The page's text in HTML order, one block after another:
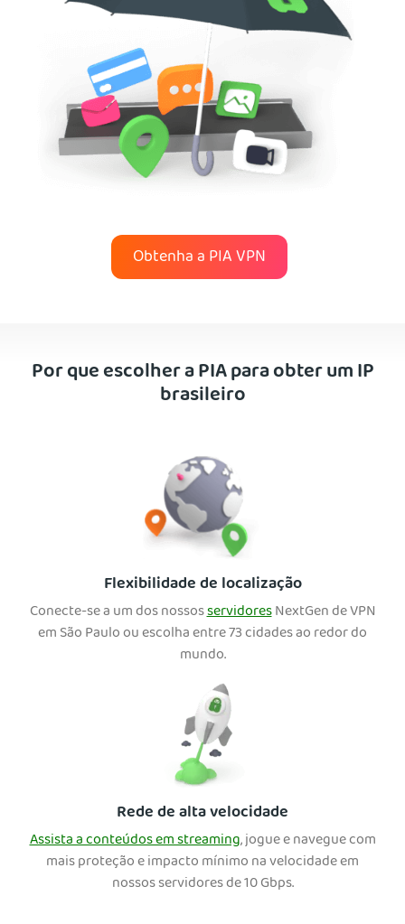
Obtenha a PIA VPN
Por que escolher a PIA para obter um IP
brasileiro
Flexibilidade de localização
Conecte-se a um dos nossosservidoresNextGen de VPN
em São Paulo ou escolha entre 73 cidades ao redor do
mundo.
Rede de alta velocidade
Assista a conteúdos em streaming, jogue e navegue com
mais proteção e impacto mínimo na velocidade em
nossos servidores de 10 Gbps.